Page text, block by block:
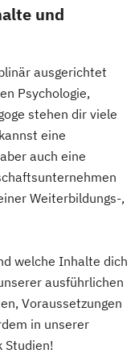
-
und
ausgerichtet
Psychologie,
stehen dir viele
eine
auch eine
Weiterbildungs-,
welche Inhalte dich
ausführlichen
Voraussetzungen
in unserer
Studien!